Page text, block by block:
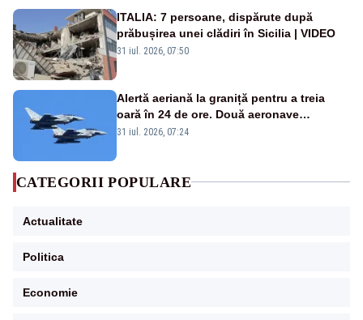
ITALIA: 7 persoane, dispărute după
prăbușirea unei clădiri în Sicilia | VIDEO
31 iul. 2026, 07:50
Alertă aeriană la graniță pentru a treia
oară în 24 de ore. Două aeronave
Eurofighter britanice au fost ridicate de la
31 iul. 2026, 07:24
CATEGORII POPULARE
Actualitate
Politica
Economie